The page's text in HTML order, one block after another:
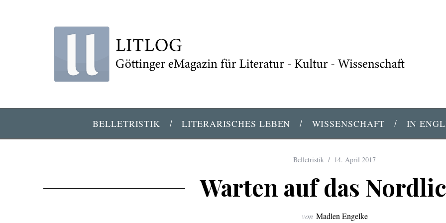
BELLETRISTIK LITERARISCHES LEBEN WISSENSCHAFT IN
Belletristik 14. April 2017
Warten auf das
von Madlen Engelke